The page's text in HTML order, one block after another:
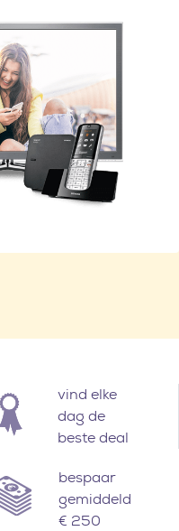
vind elke
dag de
beste deal
bespaar
gemiddeld
€ 250